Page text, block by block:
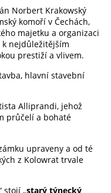
Norbert Krakowský
komoří v Čechách,
majetku a organizaci
k nejdůležitějším
prestiží a vlivem.
hlavní stavební
Alliprandi, jehož
průčelí a bohaté
upraveny a od té
z Kolowrat trvale
stojí „starý týnecký